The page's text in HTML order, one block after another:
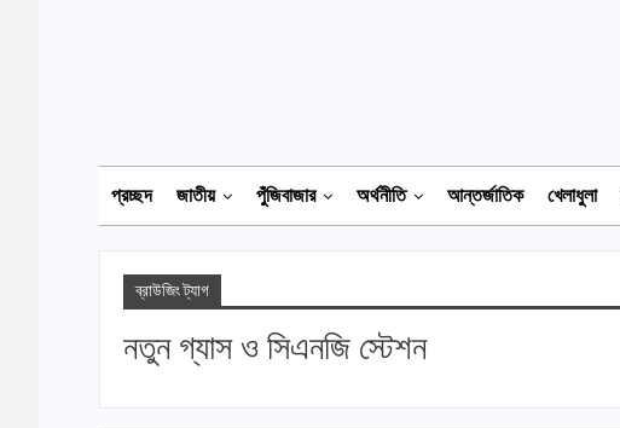
প্রচ্ছদ জাতীয় পুঁজিবাজার অর্থনীতি আন্তর্জাতিক খেলাধুলা
ব্রাউজিং ট্যাগ
নতুন গ্যাস ও সিএনজি স্টেশন